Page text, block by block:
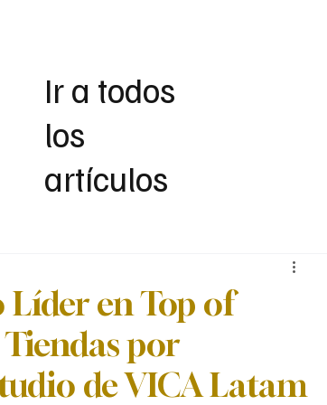
Ir a todos
los
artículos
en Top of
por
de VICA Latam